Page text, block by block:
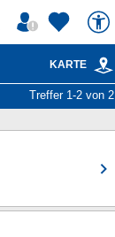
KARTE
Treffer 1-2 von 2